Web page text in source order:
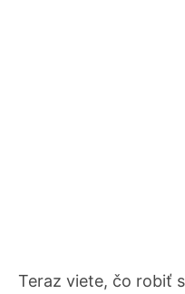
Teraz viete, čo robiť